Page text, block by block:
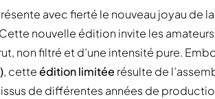
avec fierté le nouveau joyau de la
nouvelle édition invite les
non filtré et d’une intensité pure.
, cetteédition limitée résulte de
de différentes années de